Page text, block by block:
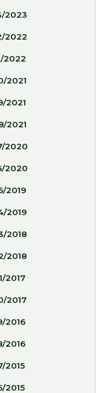
2023
2022
2022
2021
2021
2021
2020
2020
2019
2019
2018
2018
2017
2017
2016
2016
2015
2015